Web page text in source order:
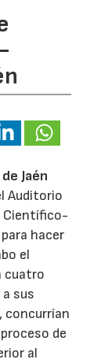
Jaén
Auditorio
Científico-
hacer
el
cuatro
sus
concurrían
de
al